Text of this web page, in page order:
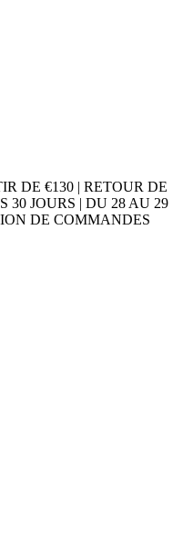
DE €130 | RETOUR DE
30 JOURS | DU 28 AU 29
DE COMMANDES